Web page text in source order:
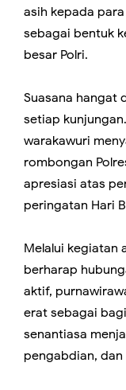
asih kepada
sebagai bentuk
besar Polri.
Suasana hangat
setiap
warakawuri
rombongan
apresiasi atas
peringatan Hari
Melalui kegiatan
berharap
aktif,
erat sebagai
senantiasa
pengabdian,